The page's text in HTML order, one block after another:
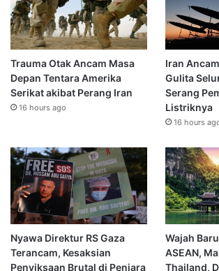
Trauma Otak Ancam Masa
Depan Tentara Amerika
Serikat akibat Perang Iran
16 hours ago
Iran
Gulita
Serang
Listriknya
16 hours
Nyawa Direktur RS Gaza
Terancam, Kesaksian
Penyiksaan Brutal di Penjara
Wajah
ASEAN,
Thailand,